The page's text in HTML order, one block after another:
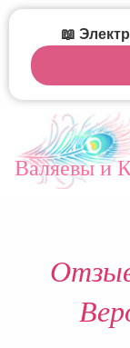
Валяевы и
📖